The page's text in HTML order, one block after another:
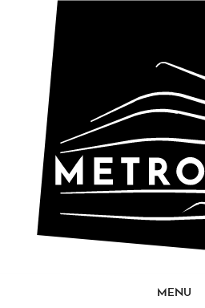
MENU